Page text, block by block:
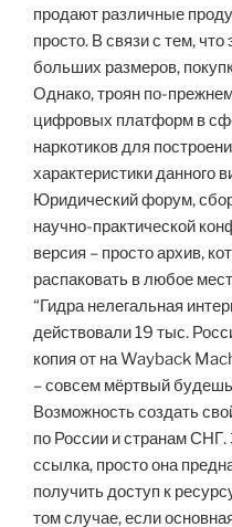
продают различные
просто. В связи с тем,
больших размеров,
Однако, троян по-
цифровых платформ в
наркотиков для
характеристики данного
Юридический форум,
научно-практической
версия – просто архив,
распаковать в любое
“Гидра нелегальная
действовали 19 тыс.
копия от на Wayback
– совсем мёртвый
Возможность создать
по России и странам СНГ.
ссылка, просто она
получить доступ к
том случае, если